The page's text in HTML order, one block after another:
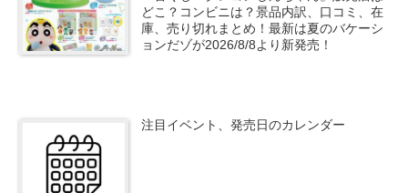
どこ？コンビニは？景品内訳、口コミ、在
庫、売り切れまとめ！最新は夏のバケーシ
ョンだゾが2026/8/8より新発売！
注目イベント、発売日のカレンダー